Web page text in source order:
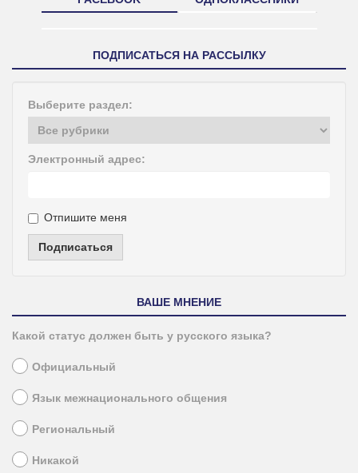
ПОДПИСАТЬСЯ НА РАССЫЛКУ
Выберите раздел:
Электронный адрес:
Отпишите меня
Подписаться
ВАШЕ МНЕНИЕ
Какой статус должен быть у русского языка?
Официальный
Язык межнационального общения
Региональный
Никакой